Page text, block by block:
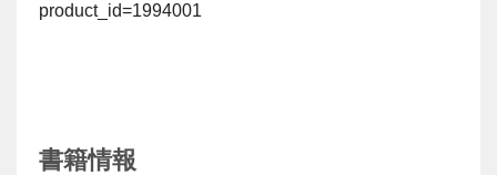
product_id=1994001
書籍情報